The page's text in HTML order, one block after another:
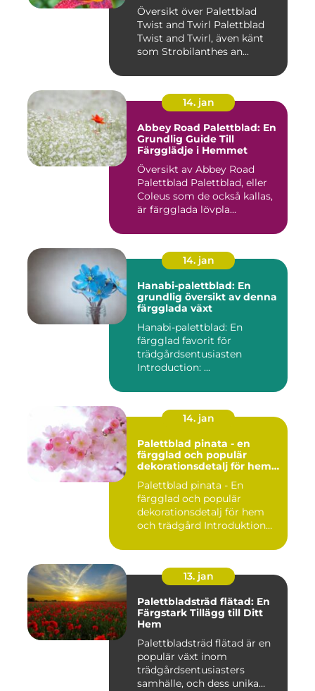
Översikt över Palettblad
Twist and Twirl Palettblad
Twist and Twirl, även känt
som Strobilanthes an...
14. jan
Abbey Road Palettblad: En
Grundlig Guide Till
Färgglädje i Hemmet
Översikt av Abbey Road
Palettblad Palettblad, eller
Coleus som de också kallas,
är färgglada lövpla...
14. jan
Hanabi-palettblad: En
grundlig översikt av denna
färgglada växt
Hanabi-palettblad: En
färgglad favorit för
trädgårdsentusiasten
Introduction: ...
14. jan
Palettblad pinata - en
färgglad och populär
dekorationsdetalj för hem
Palettblad pinata - En
färgglad och populär
dekorationsdetalj för hem
och trädgård Introduktion
13. jan
Palettbladsträd flätad: En
Färgstark Tillägg till Ditt
Hem
Palettbladsträd flätad är en
populär växt inom
trädgårdsentusiasters
samhälle, och dess unika